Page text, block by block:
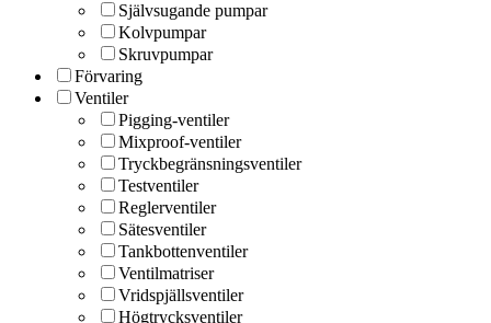
Självsugande pumpar
Kolvpumpar
Skruvpumpar
Förvaring
Ventiler
Pigging-ventiler
Mixproof-ventiler
Tryckbegränsningsventiler
Testventiler
Reglerventiler
Sätesventiler
Tankbottenventiler
Ventilmatriser
Vridspjällsventiler
Högtrycksventiler